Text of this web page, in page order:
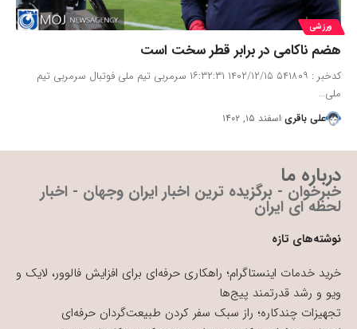
ورزشی
هضم ناکامی در برابر قطر سخت است
کدخبر : ۵۴۱۸۰۹ ۱۴۰۲/۱۲/۱۵ ۱۶:۳۲:۳۱ سرمربی تیم ملی فوتبال سرمربی تیم
ملی…
علی باقری اسفند ۱۵, ۱۴۰۲
درباره ما
خبرخوان - برگزیده ترین اخبار ایران وجهان - اخبار
لحظه ای ایران
نوشته‌های تازه
خرید خدمات اینستاگرام؛ راهکاری حرفه‌ای برای افزایش فالوور، لایک و
ویو و رشد قدرتمند پیج‌ها
تجهیزات چندکاره؛ راز سبک سفر کردن طبیعت‌گردان حرفه‌ای